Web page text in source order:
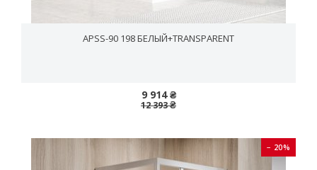
APSS-90 198 БЕЛЫЙ+TRANSPARENT
9 914 ₴
12 393 ₴
− 20%